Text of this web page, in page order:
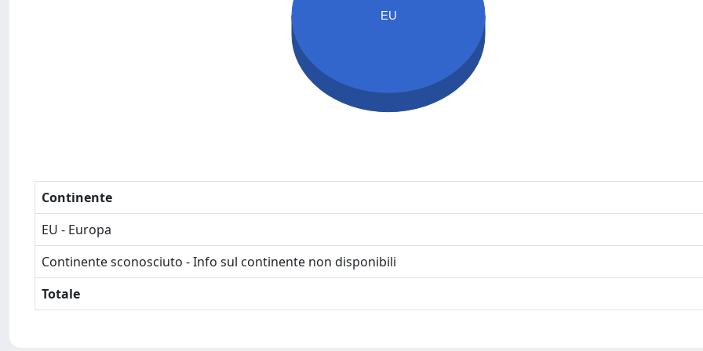
EU
Continente
EU - Europa
Continente sconosciuto - Info sul continente non disponibili
Totale